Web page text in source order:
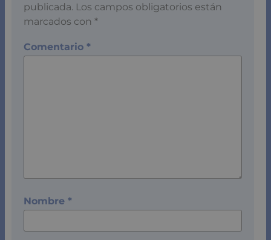
publicada. Los campos obligatorios están
marcados con *
Comentario *
Nombre *